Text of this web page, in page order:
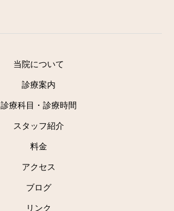
当院について
診療案内
診療科目・診療時間
スタッフ紹介
料金
アクセス
ブログ
リンク